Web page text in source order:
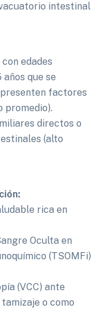
intestinal
con edades
que se
factores
promedio).
directos o
(alto
rica en
Oculta en
(TSOMFi)
(VCC) ante
o como